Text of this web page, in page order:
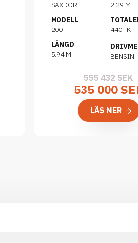
SAXDOR
MODELL
200
LÄNGD
5.94 M
2.29 M
440HK
BENSIN
555 432 SEK
535 000
LÄS MER